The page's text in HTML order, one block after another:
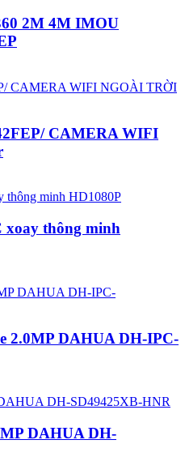
2M 4M IMOU
CAMERA WIFI
thông minh
2.0MP DAHUA DH-IPC-
DAHUA DH-